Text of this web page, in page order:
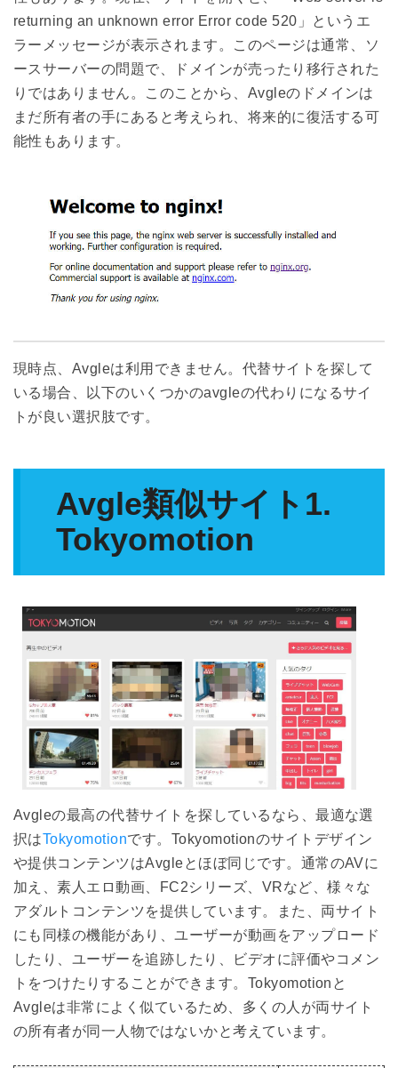
returning an unknown error Error code 520」というエ
ラーメッセージが表示されます。このページは通常、ソ
ースサーバーの問題で、ドメインが売ったり移行された
りではありません。このことから、Avgleのドメインは
まだ所有者の手にあると考えられ、将来的に復活する可
能性もあります。
現時点、Avgleは利用できません。代替サイトを探して
いる場合、以下のいくつかのavgleの代わりになるサイ
トが良い選択肢です。
Avgle類似サイト1.
Tokyomotion
Avgleの最高の代替サイトを探しているなら、最適な選
択はTokyomotionです。Tokyomotionのサイトデザイン
や提供コンテンツはAvgleとほぼ同じです。通常のAVに
加え、素人エロ動画、FC2シリーズ、VRなど、様々な
アダルトコンテンツを提供しています。また、両サイト
にも同様の機能があり、ユーザーが動画をアップロード
したり、ユーザーを追跡したり、ビデオに評価やコメン
トをつけたりすることができます。Tokyomotionと
Avgleは非常によく似ているため、多くの人が両サイト
の所有者が同一人物ではないかと考えています。